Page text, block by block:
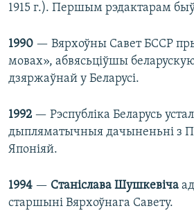
1915 г.). Першым рэдактарам
1990 — Вярхоўны Савет БССР
мовах», абвясьціўшы
дзяржаўнай у Беларусі.
1992 — Рэспубліка Беларусь
дыпляматычныя дачыненьні з
Японіяй.
1994 — Станіслава Шушкевіча
старшыні Вярхоўнага Савету.